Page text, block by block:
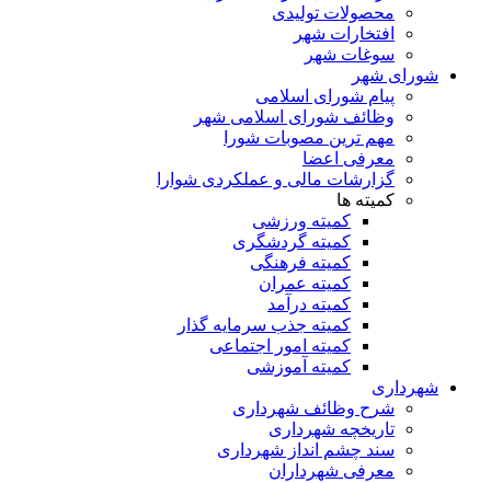
محصولات تولیدی
افتخارات شهر
سوغات شهر
شورای شهر
پیام شورای اسلامی
وظائف شورای اسلامی شهر
مهم ترین مصوبات شورا
معرفی اعضا
گزارشات مالی و عملکردی شوارا
کمیته ها
کمیته ورزشی
کمیته گردشگری
کمیته فرهنگی
کمیته عمران
کمیته درآمد
کمیته جذب سرمایه گذار
کمیته امور اجتماعی
کمیته آموزشی
شهرداری
شرح وظائف شهرداری
تاریخچه شهرداری
سند چشم انداز شهرداری
معرفی شهرداران